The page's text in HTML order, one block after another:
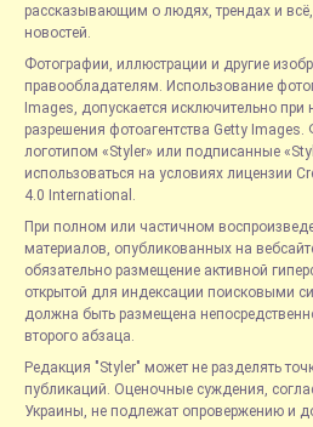
рассказывающим о людях, трендах и всё,
новостей.
Фотографии, иллюстрации и другие
правообладателям. Использование
Images, допускается исключительно
разрешения фотоагентства Getty
логотипом «Styler» или подписанные
использоваться на условиях лицензии
4.0 International.
При полном или частичном
материалов, опубликованных на
обязательно размещение активной
открытой для индексации поисковыми
должна быть размещена
второго абзаца.
Редакция "Styler" может не разделять
публикаций. Оценочные суждения,
Украины, не подлежат опровержению и